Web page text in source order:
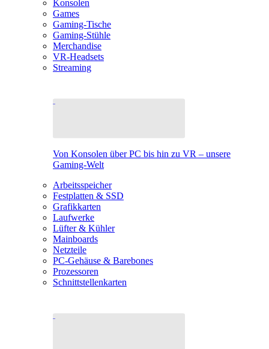
Konsolen
Games
Gaming-Tische
Gaming-Stühle
Merchandise
VR-Headsets
Streaming
Von Konsolen über PC bis hin zu VR – unsere
Gaming-Welt
Arbeitsspeicher
Festplatten & SSD
Grafikkarten
Laufwerke
Lüfter & Kühler
Mainboards
Netzteile
PC-Gehäuse & Barebones
Prozessoren
Schnittstellenkarten